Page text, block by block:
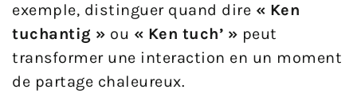
exemple, distinguer quand dire « Ken
tuchantig » ou « Ken tuch’ » peut
transformer une interaction en un moment
de partage chaleureux.